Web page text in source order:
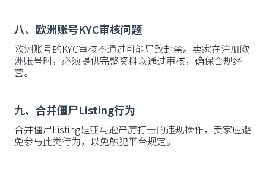
八、欧洲账号KYC审核问题
欧洲账号的KYC审核不通过可能导致封禁。卖家在注册欧
洲账号时，必须提供完整资料以通过审核，确保合规经
营。
九、合并僵尸Listing行为
合并僵尸Listing是亚马逊严厉打击的违规操作，卖家应避
免参与此类行为，以免触犯平台规定。